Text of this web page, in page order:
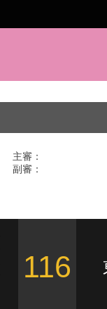
主審：
副審：
116